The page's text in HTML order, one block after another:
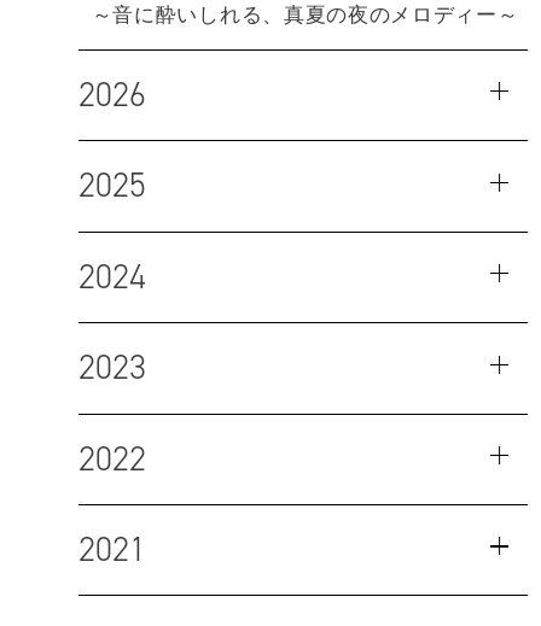
～音に酔いしれる、真夏の夜のメロディー～
2026
2025
2024
2023
2022
2021